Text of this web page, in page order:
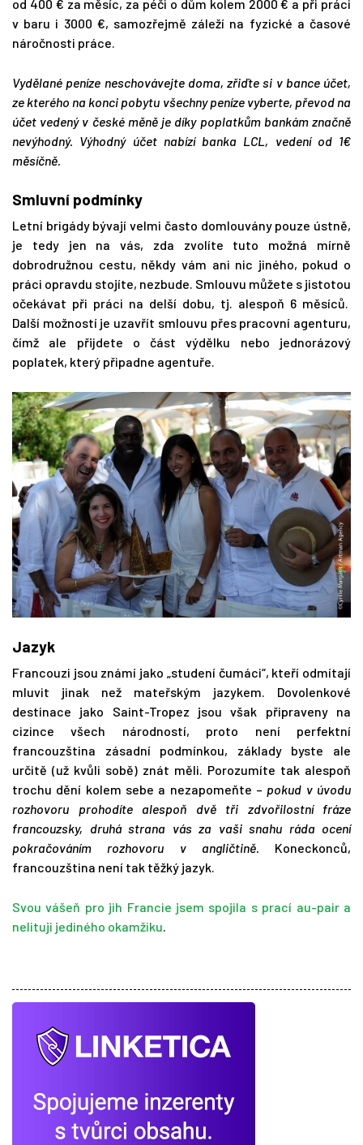
od 400 € za měsíc, za péči o dům kolem 2000 € a při práci
v baru i 3000 €, samozřejmě záleží na fyzické a časové
náročnosti práce.
Vydělané peníze neschovávejte doma, zřiďte si v bance účet,
ze kterého na konci pobytu všechny peníze vyberte, převod na
účet vedený v české měně je díky poplatkům bankám značně
nevýhodný. Výhodný účet nabízí banka LCL, vedení od 1€
měsíčně.
Smluvní podmínky
Letní brigády bývají velmi často domlouvány pouze ústně,
je tedy jen na vás, zda zvolíte tuto možná mírně
dobrodružnou cestu, někdy vám ani nic jiného, pokud o
práci opravdu stojíte, nezbude. Smlouvu můžete s jistotou
očekávat při práci na delší dobu, tj. alespoň 6 měsíců.
Další možností je uzavřít smlouvu přes pracovní agenturu,
čímž ale přijdete o část výdělku nebo jednorázový
poplatek, který připadne agentuře.
Jazyk
Francouzi jsou známí jako „studení čumáci“, kteří odmítají
mluvit jinak než mateřským jazykem. Dovolenkové
destinace jako Saint-Tropez jsou však připraveny na
cizince všech národností, proto není perfektní
francouzština zásadní podmínkou, základy byste ale
určitě (už kvůli sobě) znát měli. Porozumíte tak alespoň
trochu dění kolem sebe a nezapomeňte – pokud v úvodu
rozhovoru prohodíte alespoň dvě tři zdvořilostní fráze
francouzsky, druhá strana vás za vaši snahu ráda ocení
pokračováním rozhovoru v angličtině. Koneckonců,
francouzština není tak těžký jazyk.
Svou vášeň pro jih Francie jsem spojila s prací au-pair a
nelituji jediného okamžiku.